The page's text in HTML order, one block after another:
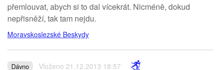
přemlouvat, abych si to dal vícekrát. Nicméně, dokud
nepřisněží, tak tam nejdu.
Moravskoslezské Beskydy
Dávno Vloženo 21.12.2013 18:57